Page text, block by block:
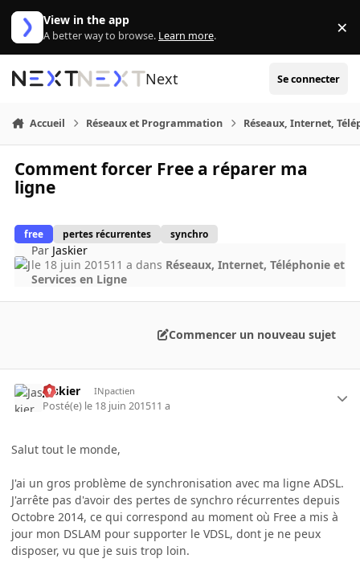
Aller au contenu
View in the app
A better way to browse. Learn more. ×
Next Se connecter
Accueil Réseaux et Programmation Réseaux, Internet,
Comment forcer Free a réparer ma
ligne
free pertes récurrentes synchro
Par Jaskier
le 18 juin 201511 a dans Réseaux, Internet, Téléphonie et
Services en Ligne
Commencer un nouveau sujet
Jaskier INpactien
Posté(e) le 18 juin 201511 a
Salut tout le monde,
J'ai un gros problème de synchronisation avec ma ligne ADSL.
J'arrête pas d'avoir des pertes de synchro récurrentes depuis
Octobre 2014, ce qui correspond au moment où Free a mis à
jour mon DSLAM pour supporter le VDSL, dont je ne peux
disposer, vu que je suis trop loin.